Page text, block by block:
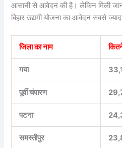
आसानी से आवेदन की है। लेकिन मिली
बिहार उद्यमी योजना का आवेदन सबसे
जिला का नाम
गया
पूर्वी चंपारण
पटना
समस्तीपुर